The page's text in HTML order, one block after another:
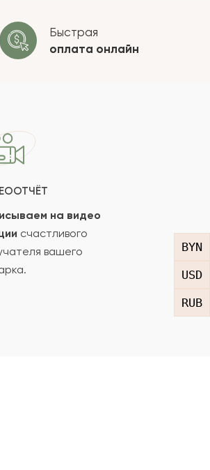
BYN
USD
RUB
Быстрая
оплата онлайн
на видео
счастливого
вашего